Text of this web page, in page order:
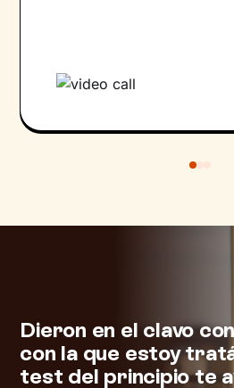
Dieron en el clavo
con la que estoy
test del principio te